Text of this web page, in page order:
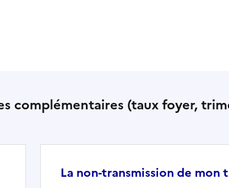
complémentaires (taux foyer,
La non-transmission de mon